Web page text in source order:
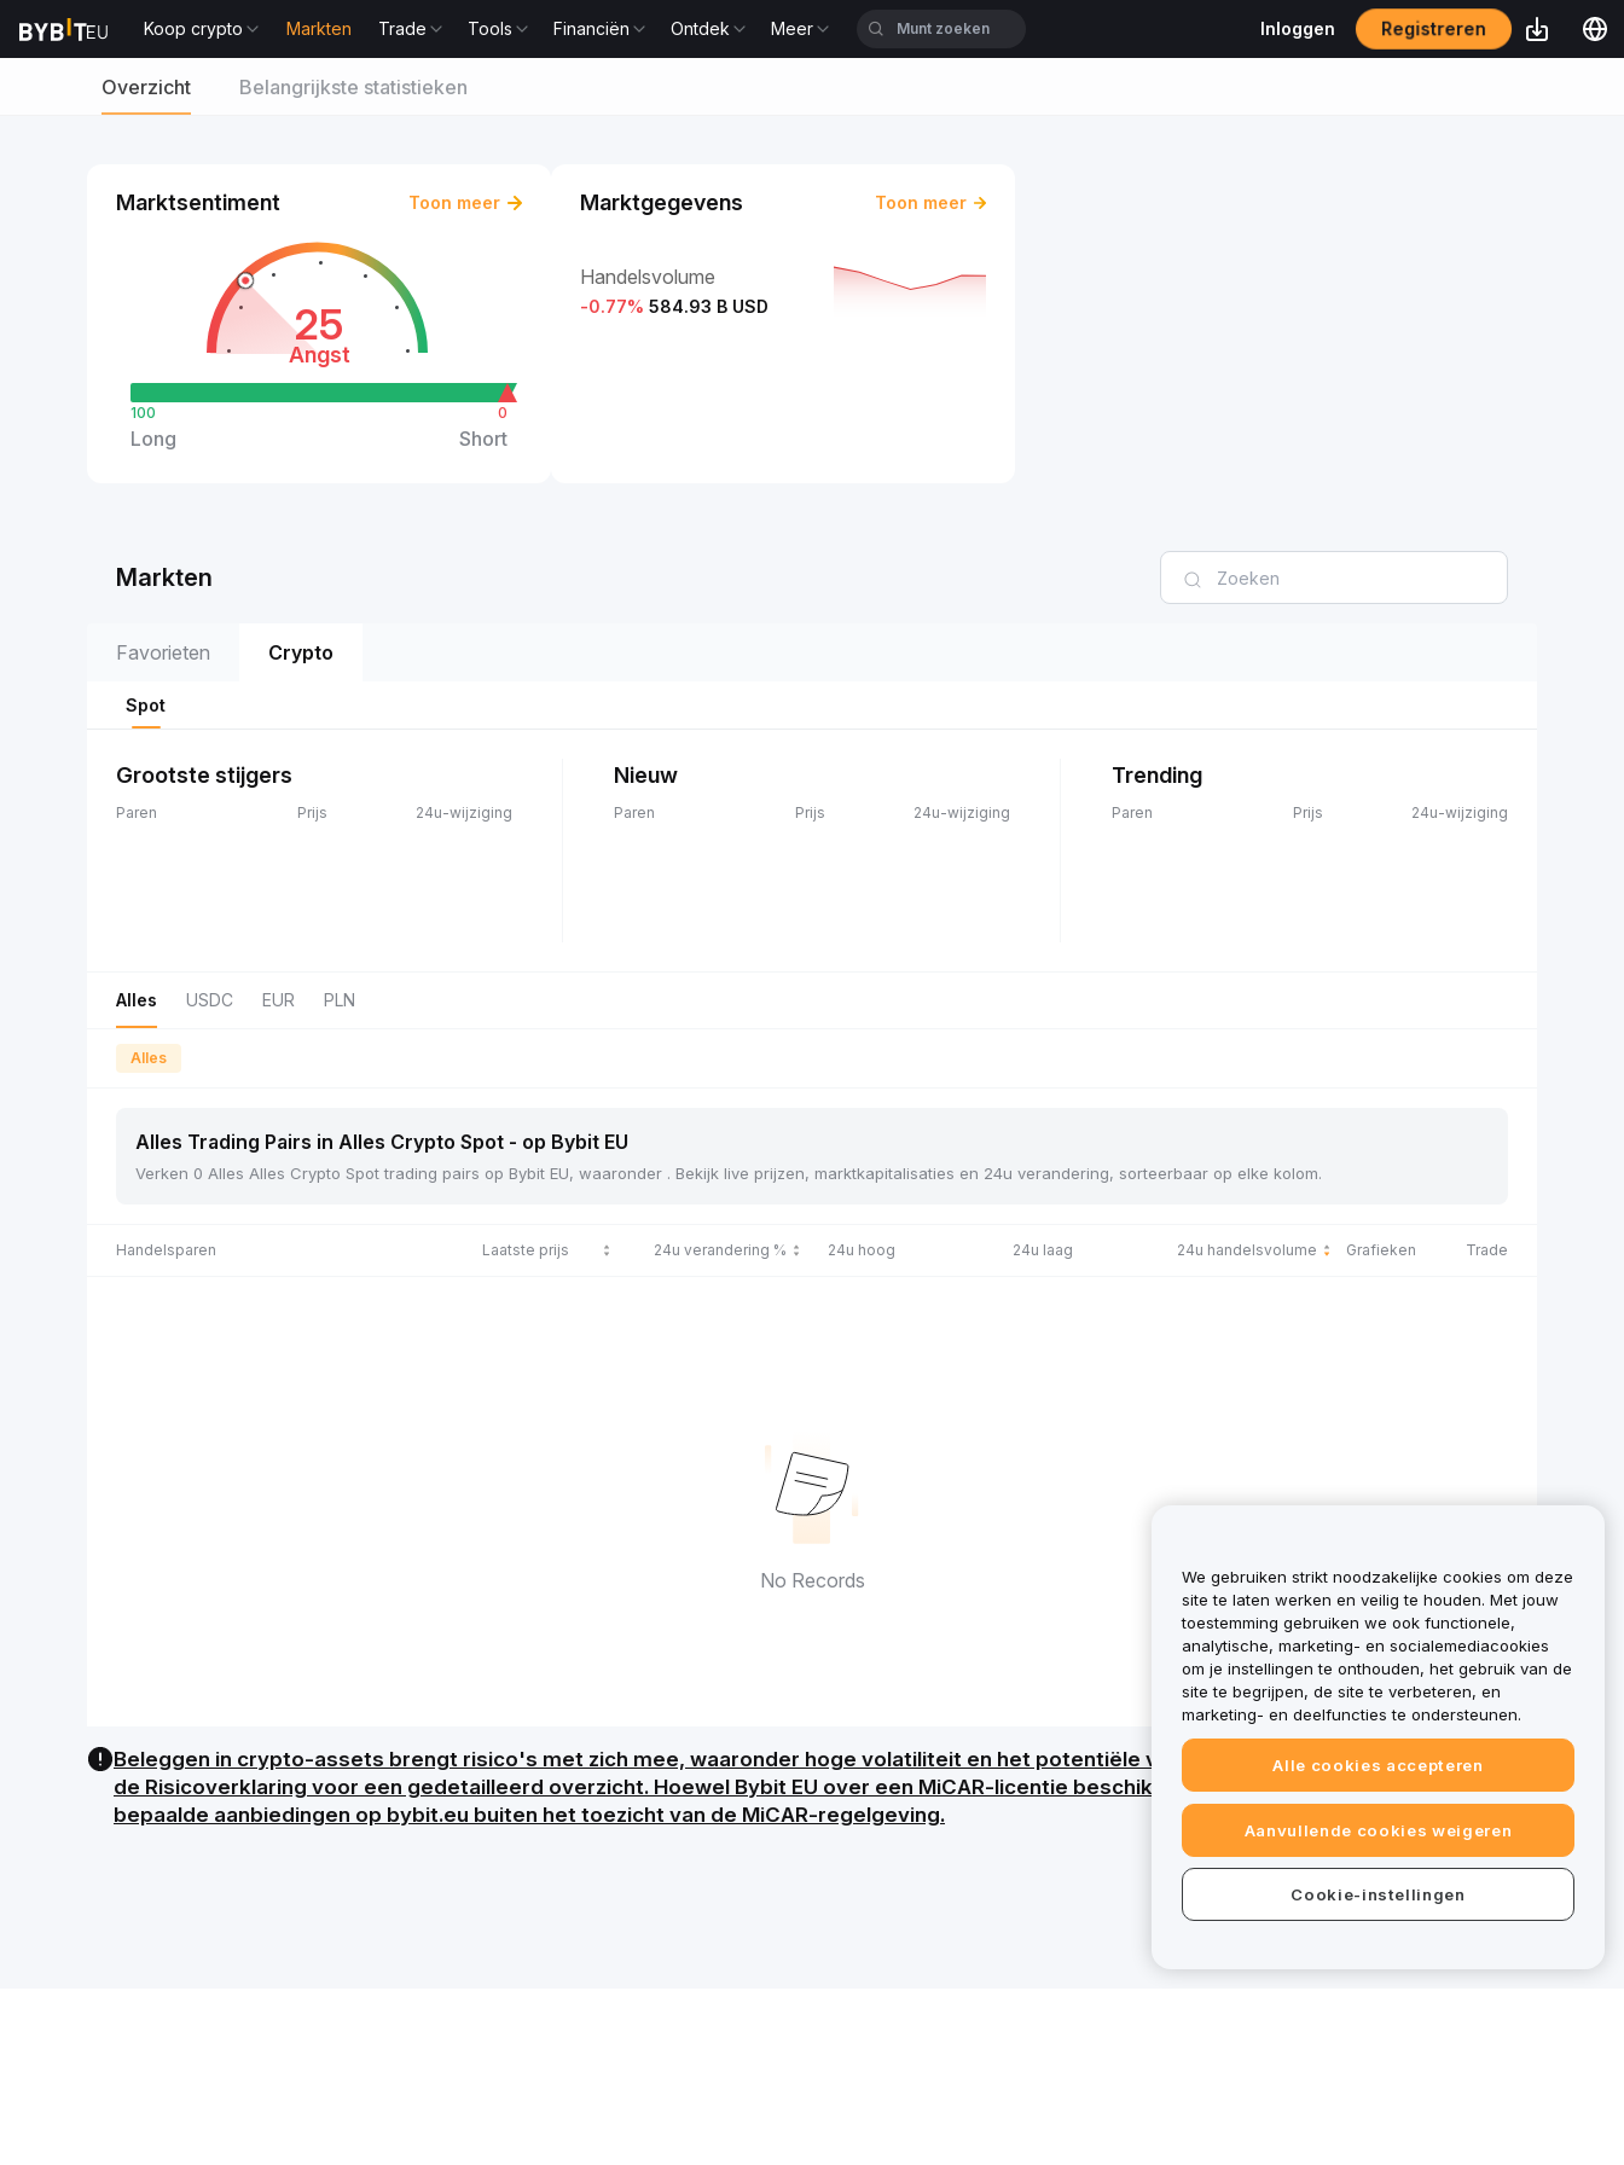
Koop crypto Markten Trade Tools Financiën Ontdek Meer Inloggen Registreren
Overzicht Belangrijkste statistieken
Marktsentiment Toon meer
25
Angst
100
Long
0
Short
Marktgegevens Toon meer
Handelsvolume
-0.77% 584.93 B USD
Markten
Favorieten Crypto
Spot
Grootste stijgers
Paren Prijs 24u-wijziging
Nieuw
Paren Prijs 24u-wijziging
Trending
Paren Prijs 24u-wijziging
Alles USDC EUR PLN
Alles
Alles Trading Pairs in Alles Crypto Spot - op Bybit EU
Verken 0 Alles Alles Crypto Spot trading pairs op Bybit EU, waaronder . Bekijk live prijzen, marktkapitalisaties en 24u verandering, sorteerbaar op elke kolom.
Handelsparen Laatste prijs 24u verandering % 24u hoog 24u laag 24u handelsvolume Grafieken Trade
No Records
Beleggen in crypto-assets brengt risico's met zich mee, waaronder hoge volatiliteit en het potentiële verlies van al het kapitaal. Raadpleeg
de Risicoverklaring voor een gedetailleerd overzicht. Hoewel Bybit EU over een MiCAR-licentie beschikt voor specifieke diensten, vallen
bepaalde aanbiedingen op bybit.eu buiten het toezicht van de MiCAR-regelgeving.
We gebruiken strikt noodzakelijke cookies om deze
site te laten werken en veilig te houden. Met jouw
toestemming gebruiken we ook functionele,
analytische, marketing- en socialemediacookies
om je instellingen te onthouden, het gebruik van de
site te begrijpen, de site te verbeteren, en
marketing- en deelfuncties te ondersteunen.
Alle cookies accepteren
Aanvullende cookies weigeren
Cookie-instellingen